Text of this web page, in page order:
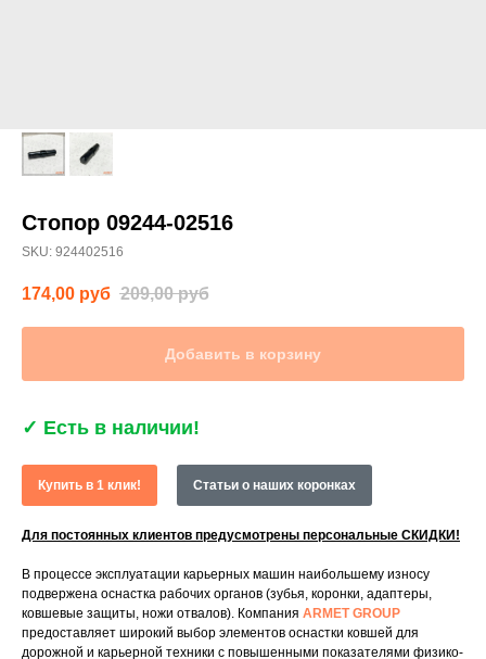
Стопор 09244-02516
SKU: 924402516
174,00 руб 209,00 руб
Добавить в корзину
✓ Есть в наличии!
Купить в 1 клик! Статьи о наших коронках
Для постоянных клиентов предусмотрены персональные СКИДКИ!
В процессе эксплуатации карьерных машин наибольшему износу
подвержена оснастка рабочих органов (зубья, коронки, адаптеры,
ковшевые защиты, ножи отвалов). Компания ARMET GROUP
предоставляет широкий выбор элементов оснастки ковшей для
дорожной и карьерной техники с повышенными показателями физико-